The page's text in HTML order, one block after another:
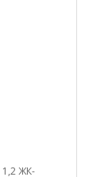
1,2 ЖК-